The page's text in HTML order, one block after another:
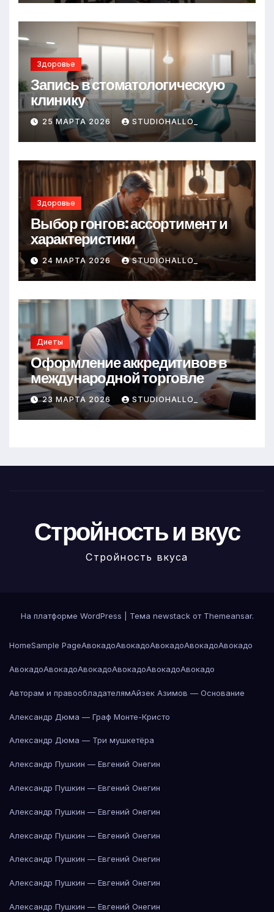
Здоровье
Запись в стоматологическую
клинику
25 МАРТА 2026 STUDIOHALLO_
Здоровье
Выбор гонгов: ассортимент и
характеристики
24 МАРТА 2026 STUDIOHALLO_
Диеты
Оформление аккредитивов в
международной торговле
23 МАРТА 2026 STUDIOHALLO_
Стройность и вкус
Стройность вкуса
На платформе WordPress Тема newstack от Themeansar.
HomeSample PageАвокадоАвокадоАвокадоАвокадоАвокадо
АвокадоАвокадоАвокадоАвокадоАвокадоАвокадо
Авторам и правообладателямАйзек Азимов — Основание
Александр Дюма — Граф Монте-Кристо
Александр Дюма — Три мушкетёра
Александр Пушкин — Евгений Онегин
Александр Пушкин — Евгений Онегин
Александр Пушкин — Евгений Онегин
Александр Пушкин — Евгений Онегин
Александр Пушкин — Евгений Онегин
Александр Пушкин — Евгений Онегин
Александр Пушкин — Евгений Онегин